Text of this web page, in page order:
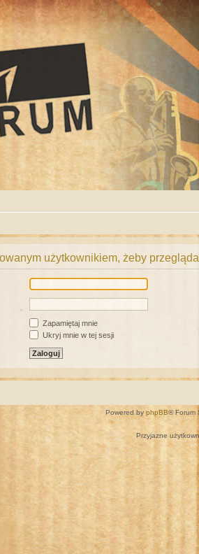
użytkownikiem, żeby
Zapamiętaj mnie
Ukryj mnie w tej sesji
Powered by phpBB® Forum
Przyjazne